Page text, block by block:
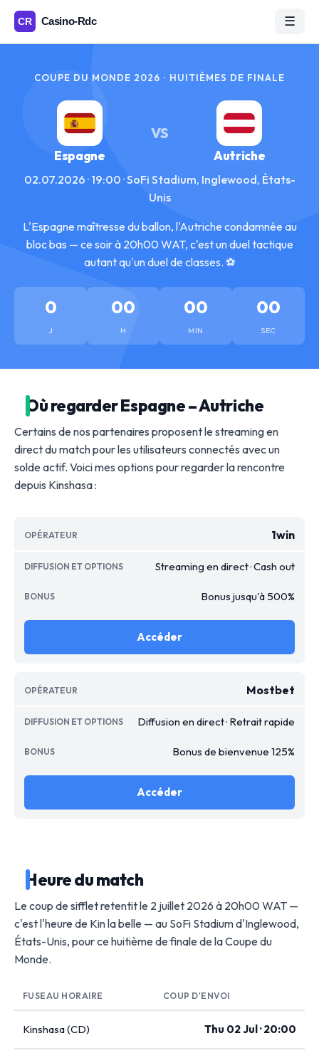
☰
COUPE DU MONDE 2026 · HUITIÈMES DE FINALE
Espagne
VS
Autriche
02.07.2026 · 19:00 · SoFi Stadium, Inglewood, États-
Unis
L'Espagne maîtresse du ballon, l'Autriche condamnée au
bloc bas — ce soir à 20h00 WAT, c'est un duel tactique
autant qu'un duel de classes. ⚽
0
J
00
H
00
MIN
00
SEC
Où regarder Espagne – Autriche
Certains de nos partenaires proposent le streaming en
direct du match pour les utilisateurs connectés avec un
solde actif. Voici mes options pour regarder la rencontre
depuis Kinshasa :
1win
Streaming en direct · Cash out
Bonus jusqu'à 500%
Accéder
Mostbet
Diffusion en direct · Retrait rapide
Bonus de bienvenue 125%
Accéder
Heure du match
Le coup de sifflet retentit le 2 juillet 2026 à 20h00 WAT —
c'est l'heure de Kin la belle — au SoFi Stadium d'Inglewood,
États-Unis, pour ce huitième de finale de la Coupe du
Monde.
FUSEAU HORAIRE COUP D'ENVOI
Kinshasa (CD) Thu 02 Jul · 20:00